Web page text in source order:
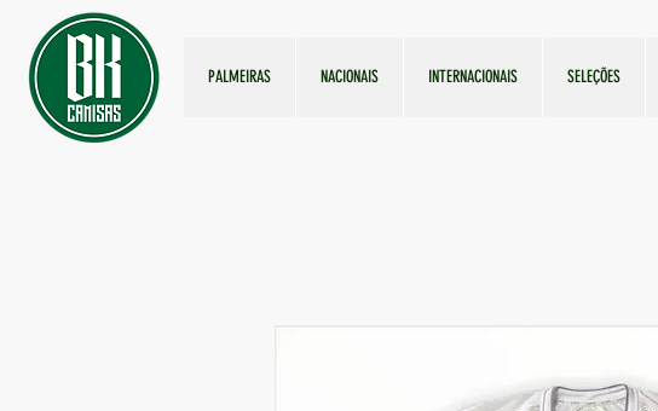
PALMEIRAS NACIONAIS INTERNACIONAIS SELEÇÕES